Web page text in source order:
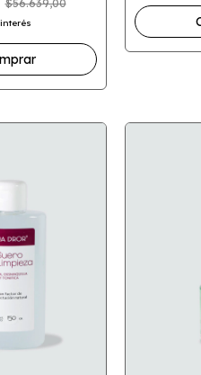
$56.639,00